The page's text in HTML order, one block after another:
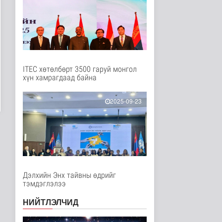
5 цаг 59 минутын өмнө
Ц.Идэрбат: Мал
эмнэлгийн салбарын
өрсөлдөх чадва..
5 цаг 8 минутын өмнө
салбарт “Oxus Metals
AI” комп..
Улс төр
5 цаг 22 минутын өмнө
COP17 хурлын үеэр
"Нарантуул",
"Дүнжингарав" худ..
6 цаг 30 минутын өмнө
зусланд 8 улсаас 35
хүүх..
Энтертайнмент
ITEC хөтөлбөрт 3500 гаруй монгол
хүн хамрагдаад байна
2025-09-23
Дэлхийн Энх тайвны өдрийг
тэмдэглэлээ
НИЙТЛЭЛЧИД